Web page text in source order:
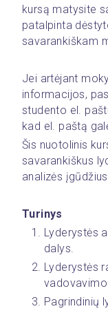
kursą matysite
patalpinta
savarankiškam
Jei artėjant
informacijos,
studento el.
kad el. paštą
Šis nuotolinis
savarankiškus
analizės
Turinys
Lyderystės
dalys.
Lyderystės
Pagrindinių